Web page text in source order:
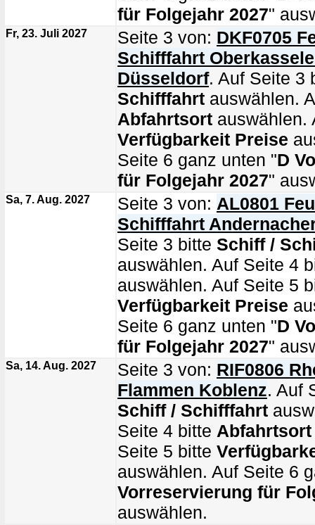
für Folgejahr 2027"
Fr, 23. Juli 2027 Seite 3 von: DKF0705
Schifffahrt
Düsseldorf. Auf Seite 3
Schifffahrt auswählen.
Abfahrtsort auswählen.
Verfügbarkeit Preise
Seite 6 ganz unten "D
für Folgejahr 2027"
Sa, 7. Aug. 2027 Seite 3 von: AL0801
Schifffahrt
Seite 3 bitte Schiff /
auswählen. Auf Seite 4
auswählen. Auf Seite 5
Verfügbarkeit Preise
Seite 6 ganz unten "D
für Folgejahr 2027"
Sa, 14. Aug. 2027 Seite 3 von: RIF0806
Flammen Koblenz. Auf
Schiff / Schifffahrt
Seite 4 bitte Abfahrtsort
Seite 5 bitte
auswählen. Auf Seite 6
Vorreservierung für
auswählen.